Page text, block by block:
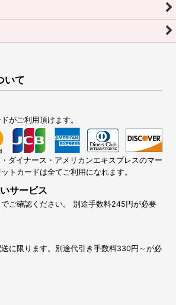
いて
がご利用頂けます。
ダイナース・アメリカンエキスプレスのマー
トカードは全てご利用になれます。
サービス
ご確認ください。 別途手数料245円が必要
に限ります。別途代引き手数料330円～が必